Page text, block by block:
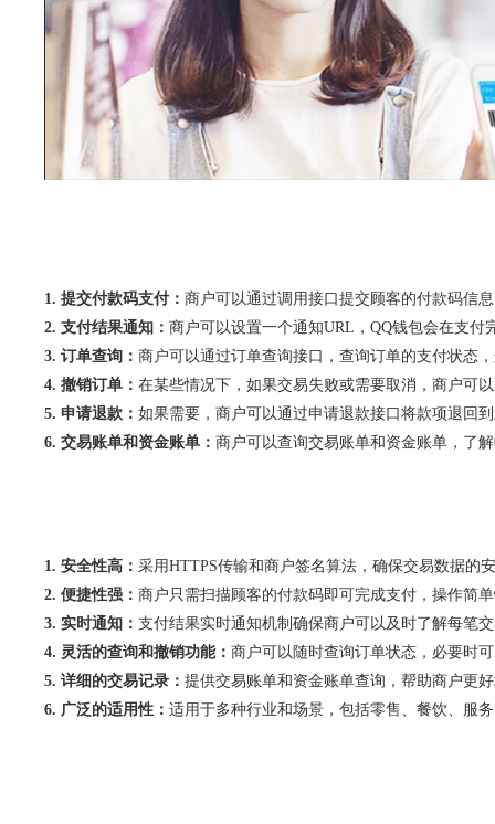
1. 提交付款码支付： 商户可以通过调用接口提交顾客的付款码信
2. 支付结果通知： 商户可以设置一个通知URL，QQ钱包会在支
3. 订单查询： 商户可以通过订单查询接口，查询订单的支付状态
4. 撤销订单： 在某些情况下，如果交易失败或需要取消，商户可
5. 申请退款： 如果需要，商户可以通过申请退款接口将款项退回
6. 交易账单和资金账单： 商户可以查询交易账单和资金账单，了
1. 安全性高： 采用HTTPS传输和商户签名算法，确保交易数据的
2. 便捷性强： 商户只需扫描顾客的付款码即可完成支付，操作简
3. 实时通知： 支付结果实时通知机制确保商户可以及时了解每笔
4. 灵活的查询和撤销功能： 商户可以随时查询订单状态，必要时
5. 详细的交易记录： 提供交易账单和资金账单查询，帮助商户更
6. 广泛的适用性： 适用于多种行业和场景，包括零售、餐饮、服